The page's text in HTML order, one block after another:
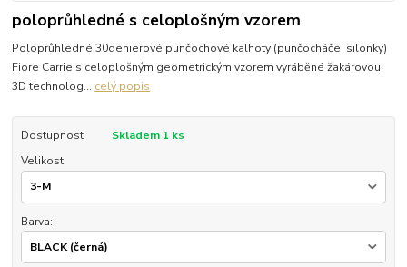
poloprůhledné s celoplošným vzorem
Poloprůhledné 30denierové punčochové kalhoty (punčocháče, silonky)
Fiore Carrie s celoplošným geometrickým vzorem vyráběné žakárovou
3D technolog... celý popis
Dostupnost
Skladem 1 ks
Velikost:
Barva: